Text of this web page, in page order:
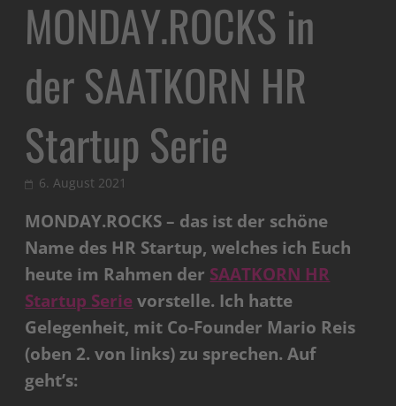
MONDAY.ROCKS in
der SAATKORN HR
Startup Serie
6. August 2021
MONDAY.ROCKS – das ist der schöne
Name des HR Startup, welches ich Euch
heute im Rahmen der SAATKORN HR
Startup Serievorstelle. Ich hatte
Gelegenheit, mit Co-Founder Mario Reis
(oben 2. von links) zu sprechen. Auf
geht’s: